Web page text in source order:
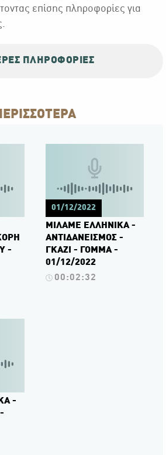
επίσης πληροφορίες για
ΠΛΗΡΟΦΟΡΊΕΣ
-
01/12/2022
ΜΙΛΑΜΕ ΕΛΛΗΝΙΚΑ -
ΑΝΤΙΔΑΝΕΙΣΜΟΣ -
ΓΚΑΖΙ - ΓΟΜΜΑ -
01/12/2022
00:02:32
-